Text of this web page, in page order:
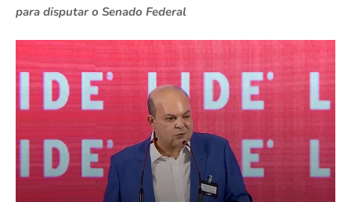
para disputar o Senado Federal